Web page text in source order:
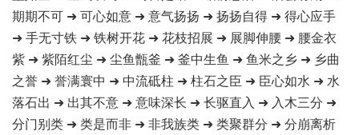
期期不可 ➜ 可心如意 ➜ 意气扬扬 ➜ 扬扬自得 ➜ 得心应手
➜ 手无寸铁 ➜ 铁树开花 ➜ 花枝招展 ➜ 展脚伸腰 ➜ 腰金衣
紫 ➜ 紫陌红尘 ➜ 尘鱼甑釜 ➜ 釜中生鱼 ➜ 鱼米之乡 ➜ 乡曲
之誉 ➜ 誉满寰中 ➜ 中流砥柱 ➜ 柱石之臣 ➜ 臣心如水 ➜ 水
落石出 ➜ 出其不意 ➜ 意味深长 ➜ 长驱直入 ➜ 入木三分 ➜
分门别类 ➜ 类是而非 ➜ 非我族类 ➜ 类聚群分 ➜ 分崩离析